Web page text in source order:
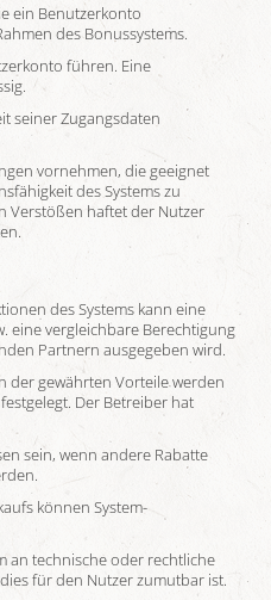
ein Benutzerkonto
des Bonussystems.
führen. Eine
seiner Zugangsdaten
vornehmen, die geeignet
des Systems zu
Verstößen haftet der Nutzer
des Systems kann eine
eine vergleichbare Berechtigung
Partnern ausgegeben wird.
der gewährten Vorteile werden
Der Betreiber hat
sein, wenn andere Rabatte
können System-
an technische oder rechtliche
für den Nutzer zumutbar ist.